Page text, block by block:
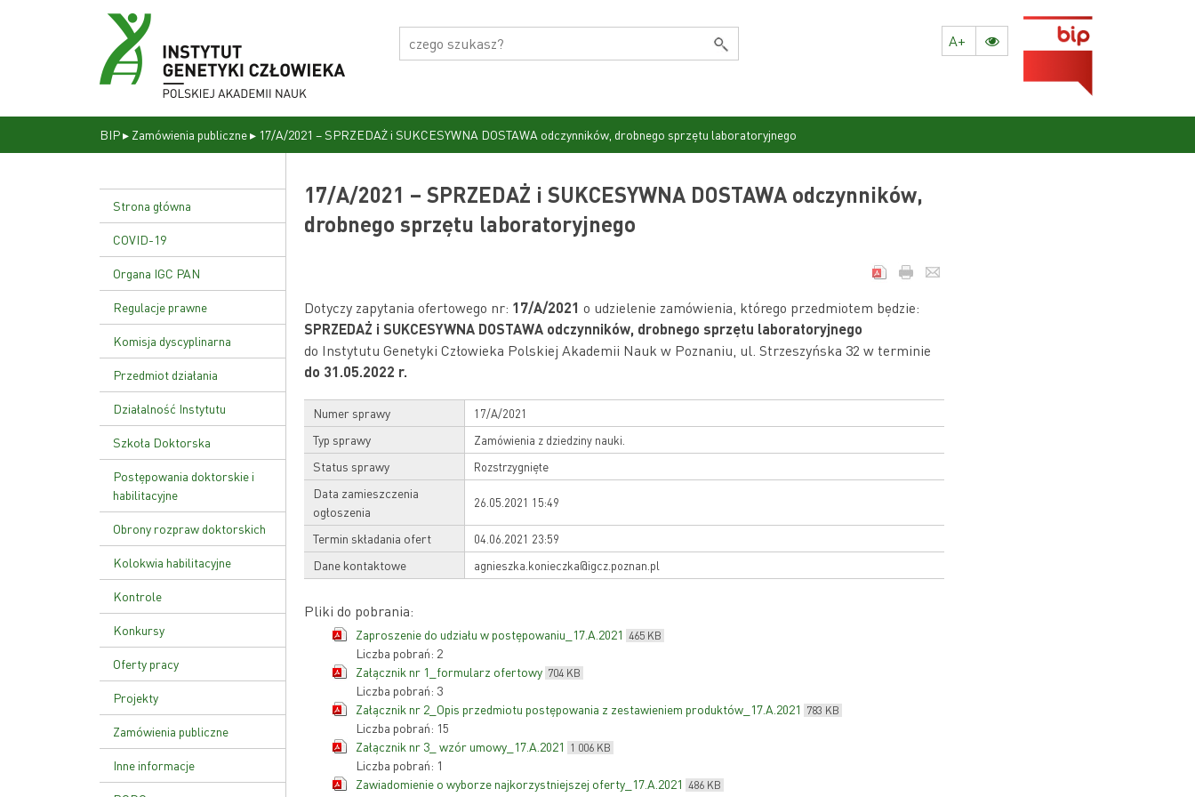
A+
BIP▸ Zamówienia publiczne▸ 17/A/2021 – SPRZEDAŻ i SUKCESYWNA DOSTAWA odczynników, drobnego sprzętu laboratoryjnego
Strona główna
COVID-19
Organa IGC PAN
Dyrekcja
Rada naukowa
Regulacje prawne
Statut Instytutu
Uchwała nr 17/02
Ustawa o PAN
Komisja dyscyplinarna
Przedmiot działania
Działalność Instytutu
Zakład Genetyki Molekularnej
i Translacyjnej
Zakład Funkcji Kwasów
Nukleinowych
Zakład Patologii Molekularnej
Zakład Zaawansowanych
Terapii Biomedycznych i
Niepłodności
Zakład Genetyki Nowotworów
Zakład Biologii Rozrodu i
Genomiki Gamet
Szkoła Doktorska
Plan zajęć
Rekrutacja
Postępowania doktorskie i
habilitacyjne
Obrony rozpraw doktorskich
Kolokwia habilitacyjne
Kontrole
Kontrola zarządcza
Kontrole zewnętrzne
sprawie kontroli zarządczej
Konkursy
Oferty pracy
Projekty
Zamówienia publiczne
Inne informacje
17/A/2021 – SPRZEDAŻ i SUKCESYWNA DOSTAWA odczynników,
drobnego sprzętu laboratoryjnego
Dotyczy zapytania ofertowego nr: 17/A/2021 o udzielenie zamówienia, którego przedmiotem będzie:
SPRZEDAŻ i SUKCESYWNA DOSTAWA odczynników, drobnego sprzętu laboratoryjnego
do Instytutu Genetyki Człowieka Polskiej Akademii Nauk w Poznaniu, ul. Strzeszyńska 32 w terminie
do 31.05.2022 r.
Numer sprawy 17/A/2021
Typ sprawy Zamówienia z dziedziny nauki.
Status sprawy Rozstrzygnięte
Data zamieszczenia
ogłoszenia
26.05.2021 15:49
Termin składania ofert 04.06.2021 23:59
Dane kontaktowe agnieszka.konieczka@igcz.poznan.pl
Pliki do pobrania:
Zaproszenie do udziału w postępowaniu_17.A.2021 465 KB
Liczba pobrań: 2
Załącznik nr 1_formularz ofertowy 704 KB
Liczba pobrań: 3
Załącznik nr 2_Opis przedmiotu postępowania z zestawieniem produktów_17.A.2021 783 KB
Liczba pobrań: 15
Załącznik nr 3_ wzór umowy_17.A.2021 1 006 KB
Liczba pobrań: 1
Zawiadomienie o wyborze najkorzystniejszej oferty_17.A.2021 486 KB